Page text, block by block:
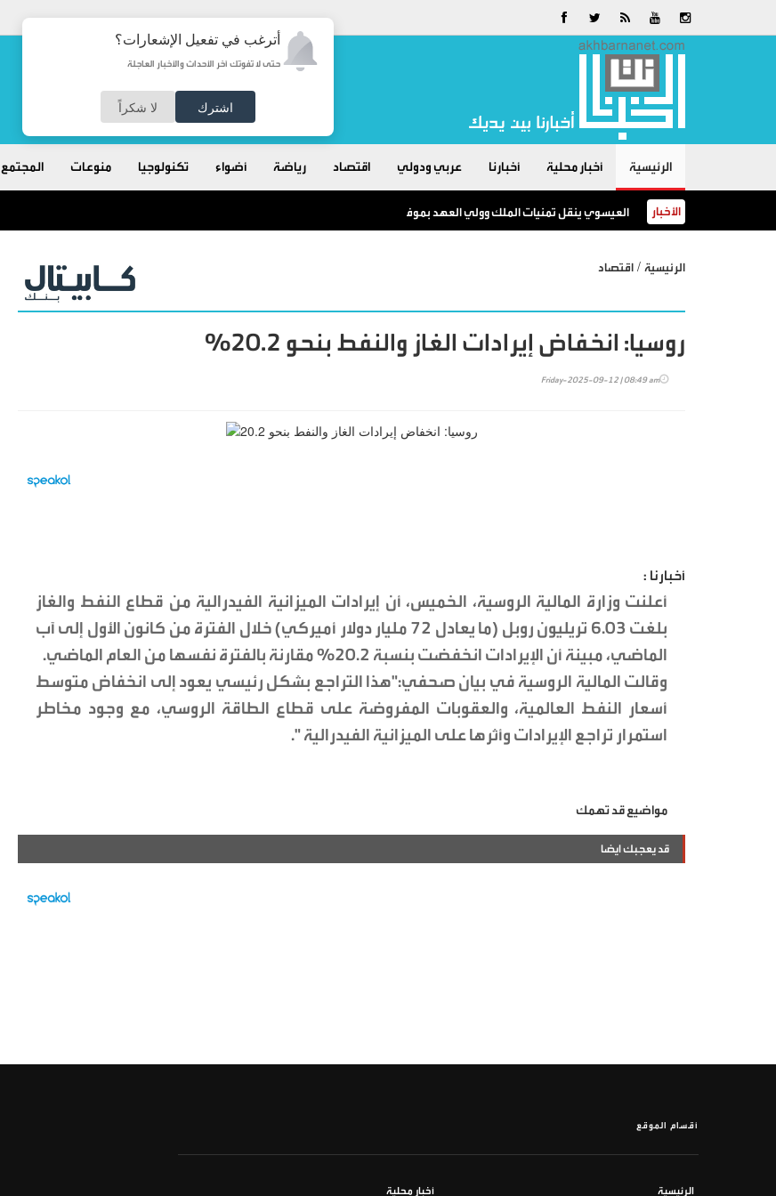
أترغب في تفعيل الإشعارات؟
حتى لا تفوتك آخر الأحداث والأخبار العاجلة
اشترك لا شكراً
الرئيسية أخبار محلية أخبارنا عربي ودولي اقتصاد رياضة أضواء تكنولوجيا منوعات المجتمع
الأخبار العيسوي ينقل تمنيات الملك وولي العهد بموفور الصحة للفريق العزب واللواء العبادي
الرئيسية / اقتصاد
روسيا: انخفاض إيرادات الغاز والنفط بنحو 20.2%
Friday-2025-09-12 | 08:49 am
أخبارنا :
أعلنت وزارة المالية الروسية، الخميس، أن إيرادات الميزانية الفيدرالية من قطاع النفط والغاز
بلغت 6.03 تريليون روبل (ما يعادل 72 مليار دولار أميركي) خلال الفترة من كانون الأول إلى آب
الماضي، مبينة أن الإيرادات انخفضت بنسبة 20.2% مقارنة بالفترة نفسها من العام الماضي.
وقالت المالية الروسية في بيان صحفي:"هذا التراجع بشكل رئيسي يعود إلى انخفاض متوسط
أسعار النفط العالمية، والعقوبات المفروضة على قطاع الطاقة الروسي، مع وجود مخاطر
استمرار تراجع الإيرادات وأثرها على الميزانية الفيدرالية ".
مواضيع قد تهمك
قد يعجبك ايضا
أقسام الموقع
الرئيسية أخبار محلية